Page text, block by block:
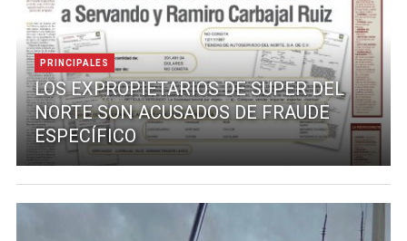
PRINCIPALES
LOS EXPROPIETARIOS DE SUPER DEL
NORTE SON ACUSADOS DE FRAUDE
ESPECÍFICO